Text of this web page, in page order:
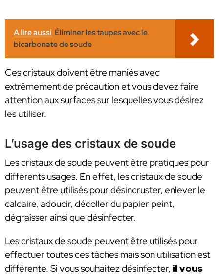
A lire aussi Éliminer les taupes avec le
bicarbonate de soude
Ces cristaux doivent être maniés avec
extrêmement de précaution et vous devez faire
attention aux surfaces sur lesquelles vous désirez
les utiliser.
L’usage des cristaux de soude
Les cristaux de soude peuvent être pratiques pour
différents usages. En effet, les cristaux de soude
peuvent être utilisés pour désincruster, enlever le
calcaire, adoucir, décoller du papier peint,
dégraisser ainsi que désinfecter.
Les cristaux de soude peuvent être utilisés pour
effectuer toutes ces tâches mais son utilisation est
différente. Si vous souhaitez désinfecter, il vous